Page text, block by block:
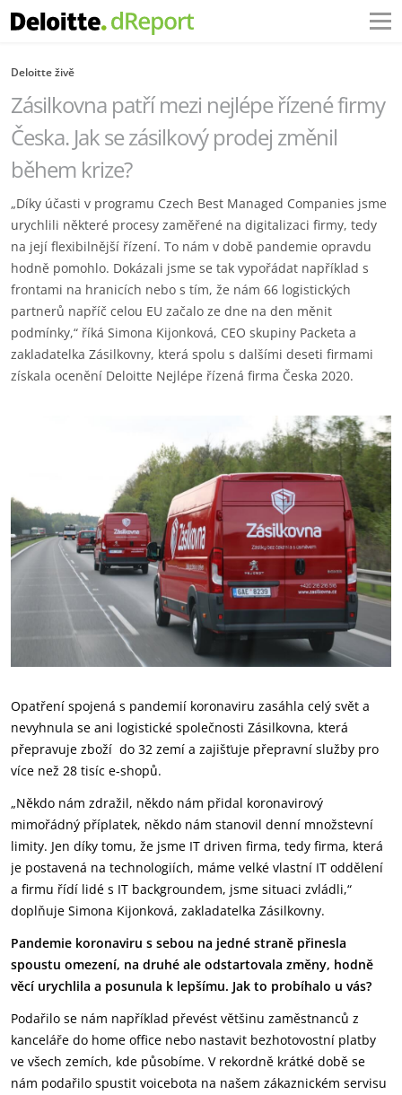
Deloitte živě
Zásilkovna patří mezi nejlépe řízené firmy
Česka. Jak se zásilkový prodej změnil
během krize?
„Díky účasti v programu Czech Best Managed Companies jsme
urychlili některé procesy zaměřené na digitalizaci firmy, tedy
na její flexibilnější řízení. To nám v době pandemie opravdu
hodně pomohlo. Dokázali jsme se tak vypořádat například s
frontami na hranicích nebo s tím, že nám 66 logistických
partnerů napříč celou EU začalo ze dne na den měnit
podmínky,“ říká Simona Kijonková, CEO skupiny Packeta a
zakladatelka Zásilkovny, která spolu s dalšími deseti firmami
získala ocenění Deloitte Nejlépe řízená firma Česka 2020.
Opatření spojená s pandemií koronaviru zasáhla celý svět a
nevyhnula se ani logistické společnosti Zásilkovna, která
přepravuje zboží do 32 zemí a zajišťuje přepravní služby pro
více než 28 tisíc e-shopů.
„Někdo nám zdražil, někdo nám přidal koronavirový
mimořádný příplatek, někdo nám stanovil denní množstevní
limity. Jen díky tomu, že jsme IT driven firma, tedy firma, která
je postavená na technologiích, máme velké vlastní IT oddělení
a firmu řídí lidé s IT backgroundem, jsme situaci zvládli,“
doplňuje Simona Kijonková, zakladatelka Zásilkovny.
Pandemie koronaviru s sebou na jedné straně přinesla
spoustu omezení, na druhé ale odstartovala změny, hodně
věcí urychlila a posunula k lepšímu. Jak to probíhalo u vás?
Podařilo se nám například převést většinu zaměstnanců z
kanceláře do home office nebo nastavit bezhotovostní platby
ve všech zemích, kde působíme. V rekordně krátké době se
nám podařilo spustit voicebota na našem zákaznickém servisu